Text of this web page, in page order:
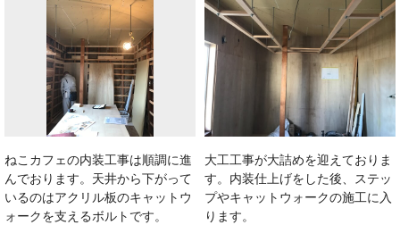
ねこカフェの内装工事は順調に進
んでおります。天井から下がって
いるのはアクリル板のキャットウ
ォークを支えるボルトです。
大工工事が大詰めを迎えておりま
す。内装仕上げをした後、ステッ
プやキャットウォークの施工に入
ります。